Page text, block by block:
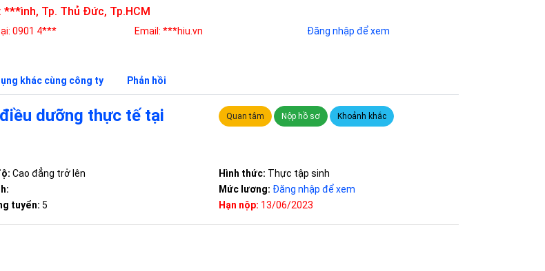
***ình, Tp. Thủ Đức, Tp.HCM
0901 4*** Email: ***hiu.vn Đăng nhập để xem
khác cùng công ty Phản hồi
dưỡng thực tế tại
Quan tâm Nộp hồ sơ Khoảnh khắc
Cao đẳng trở lên Hình thức: Thực tập sinh
Mức lương: Đăng nhập để xem
tuyển:5 Hạn nộp: 13/06/2023